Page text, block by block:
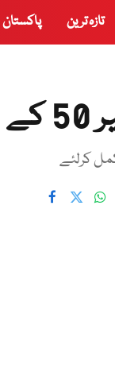
تازہ ترین پاکستان
کرلئے